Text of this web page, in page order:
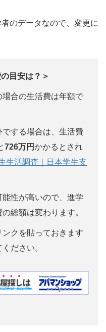
のデータなので、変更に
目安は？＞
合の生活費は年額で
する場合は、生活費
726万円かかるとされ
生活調査｜日本学生支
性が高いので、進学
総額は変わります。
クを貼っておきます
ださい。